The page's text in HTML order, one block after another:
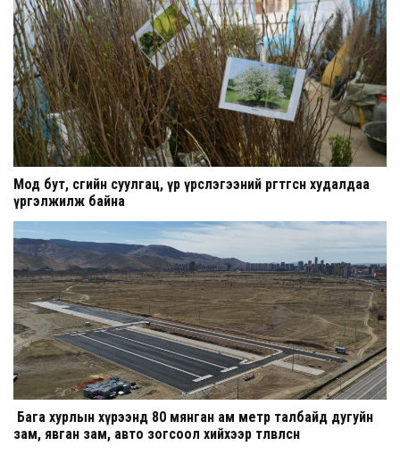
Мод бут, сөөгийн суулгац, үр үрслэгээний өргөтгөсөн худалдаа
үргэлжилж байна
Бага хурлын хүрээнд 80 мянган ам метр талбайд дугуйн
зам, явган зам, авто зогсоол хийхээр төлөвлөсөн